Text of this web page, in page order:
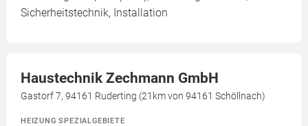
Sicherheitstechnik, Installation
Haustechnik Zechmann GmbH
Gastorf 7, 94161 Ruderting (21km von 94161 Schöllnach)
HEIZUNG SPEZIALGEBIETE